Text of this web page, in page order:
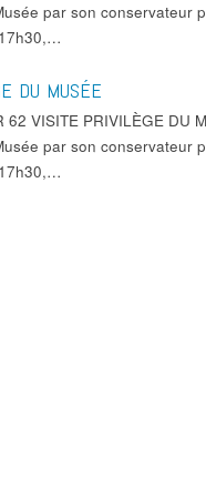
par son conservateur
DU MUSÉE
62 VISITE PRIVILÈGE DU
par son conservateur